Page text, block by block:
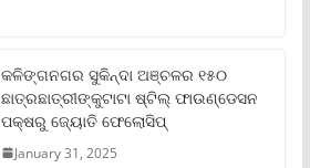
କଳିଙ୍ଗନଗର ସୁକିନ୍ଦା ଅଞ୍ଚଳର ୧୫୦
ଛାତ୍ରଛାତ୍ରୀଙ୍କୁଟାଟା ଷ୍ଟିଲ୍ ଫାଉଣ୍ଡେସନ
ପକ୍ଷରୁ ଜ୍ୟୋତି ଫେଲୋସିପ୍‌
January 31, 2025